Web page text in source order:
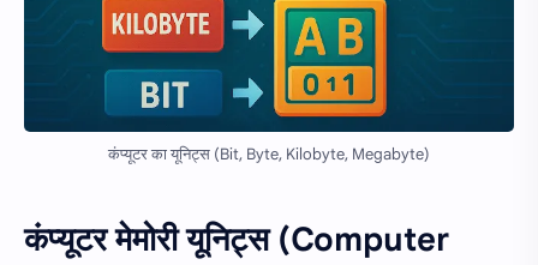
कंप्यूटर का यूनिट्स (Bit, Byte, Kilobyte, Megabyte)
कंप्यूटर मेमोरी यूनिट्स (Computer